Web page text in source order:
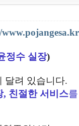
정수 실장)
달려 있습니다.
, 친절한 서비스를